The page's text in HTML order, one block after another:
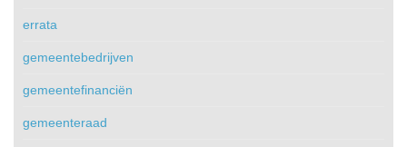
errata
gemeentebedrijven
gemeentefinanciën
gemeenteraad